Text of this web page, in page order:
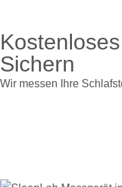
Sichern
Wir messen Ihre